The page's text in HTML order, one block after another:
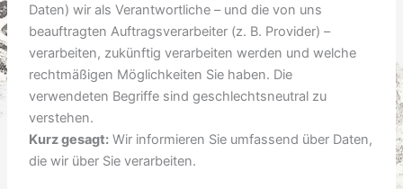
Daten) wir als Verantwortliche – und die von uns
beauftragten Auftragsverarbeiter (z. B. Provider) –
verarbeiten, zukünftig verarbeiten werden und welche
rechtmäßigen Möglichkeiten Sie haben. Die
verwendeten Begriffe sind geschlechtsneutral zu
verstehen.
Kurz gesagt: Wir informieren Sie umfassend über Daten,
die wir über Sie verarbeiten.